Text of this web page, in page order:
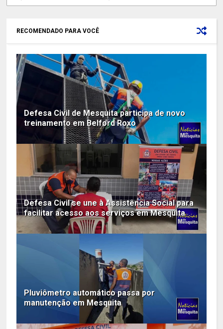
RECOMENDADO PARA VOCÊ
Defesa Civil de Mesquita participa de novo
treinamento em Belford Roxo
Defesa Civil se une à Assistência Social para
facilitar acesso aos serviços em Mesquita
Pluviômetro automático passa por
manutenção em Mesquita